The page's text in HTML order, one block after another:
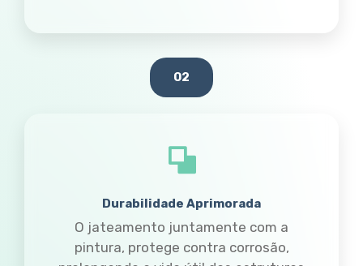
02
Durabilidade Aprimorada
O jateamento juntamente com a
pintura, protege contra corrosão,